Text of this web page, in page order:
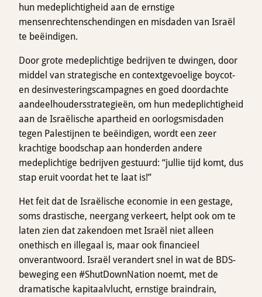
hun medeplichtigheid aan de ernstige
mensenrechtenschendingen en misdaden van Israël
te beëindigen.
Door grote medeplichtige bedrijven te dwingen, door
middel van strategische en contextgevoelige boycot-
en desinvesteringscampagnes en goed doordachte
aandeelhoudersstrategieën, om hun medeplichtigheid
aan de Israëlische apartheid en oorlogsmisdaden
tegen Palestijnen te beëindigen, wordt een zeer
krachtige boodschap aan honderden andere
medeplichtige bedrijven gestuurd: “jullie tijd komt, dus
stap eruit voordat het te laat is!”
Het feit dat de Israëlische economie in een gestage,
soms drastische, neergang verkeert, helpt ook om te
laten zien dat zakendoen met Israël niet alleen
onethisch en illegaal is, maar ook financieel
onverantwoord. Israël verandert snel in wat de BDS-
beweging een #ShutDownNation noemt, met de
dramatische kapitaalvlucht, ernstige braindrain,